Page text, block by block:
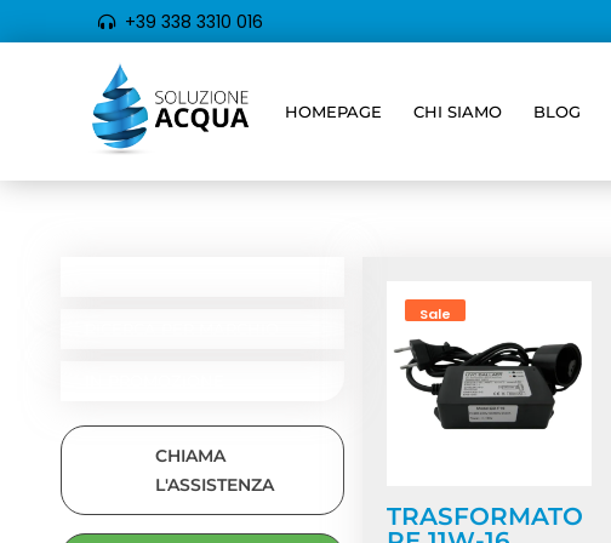
+39 338 3310 016
HOMEPAGE CHI SIAMO BLOG
CHIAMA
L'ASSISTENZA
Sale
TRASFORMATO